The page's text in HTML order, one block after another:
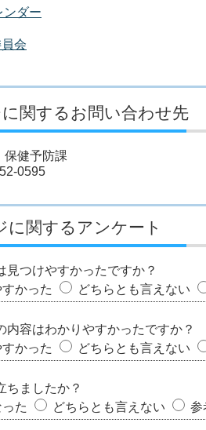
ンダー
会
関するお問い合わせ先
健予防課
0595
に関するアンケート
見つけやすかったですか？
かった
どちらとも言えない
内容はわかりやすかったですか？
かった
どちらとも言えない
ちましたか？
た
どちらとも言えない 参